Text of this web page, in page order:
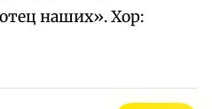
наших». Хор: